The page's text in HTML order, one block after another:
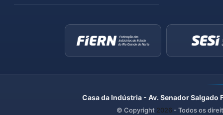
Casa da Indústria - Av. Senador
© Copyright 2026 - Todos os